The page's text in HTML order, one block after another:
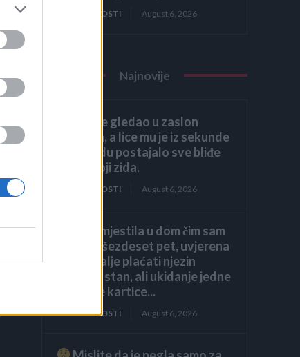
ZANIMLJIVOSTI August 6, 2026
Najnovije
Héctor je gledao u zaslon
računala, a lice mu je iz sekunde
u sekundu postajalo sve bliđe
bijeloj boji zida.
ZANIMLJIVOSTI August 6, 2026
Kći me smjestila u dom čim sam
navršila šezdeset pet, uvjerena
da ću i dalje plaćati njezin
luksuzni stan, ali ukidanje jedne
dodatne kartice...
ZANIMLJIVOSTI August 6, 2026